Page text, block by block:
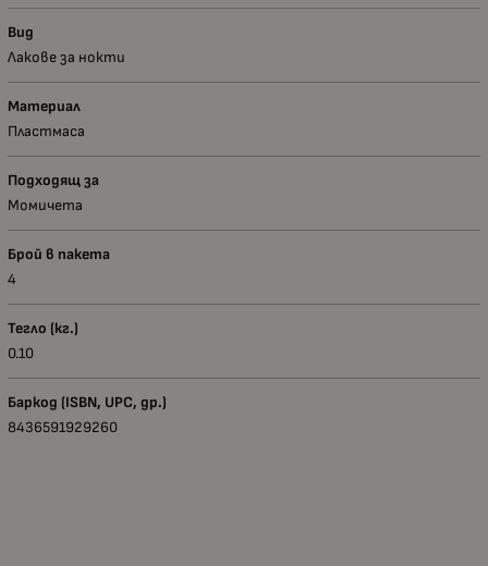
Вид
Лакове за нокти
Материал
Пластмаса
Подходящ за
Момичета
Брой в пакета
4
Тегло (кг.)
0.10
Баркод (ISBN, UPC, др.)
8436591929260